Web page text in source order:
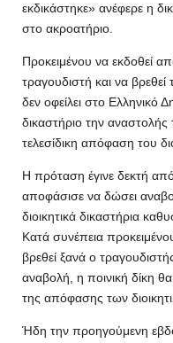
εκδικάστηκε» ανέφερε η
στο ακροατήριο.
Προκειμένου να εκδοθεί
τραγουδιστή και να βρεθεί
δεν οφείλει στο Ελληνικό
δικαστήριο την αναστολής
τελεσίδικη απόφαση του
Η πρόταση έγινε δεκτή
αποφάσισε να δώσει
διοικητικά δικαστήρια
Κατά συνέπεια
βρεθεί ξανά ο
αναβολή, η ποινική δίκη
της απόφασης των
Ήδη την προηγούμενη